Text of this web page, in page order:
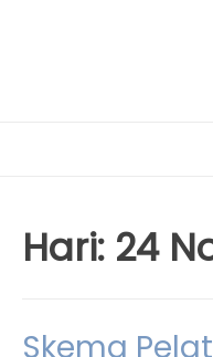
Hari: 24
Skema